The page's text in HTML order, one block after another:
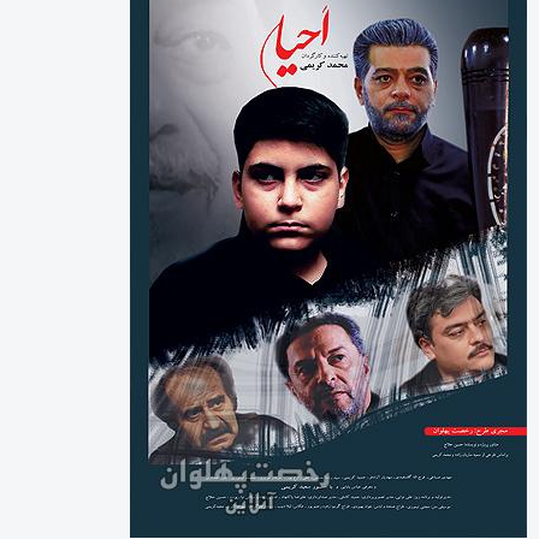
بایگانی‌ها
آگوست 2026
جولای 2026